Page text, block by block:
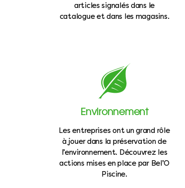
articles signalés dans le
catalogue et dans les magasins.
Environnement
Les entreprises ont un grand rôle
à jouer dans la préservation de
l’environnement. Découvrez les
actions mises en place par Bel’O
Piscine.